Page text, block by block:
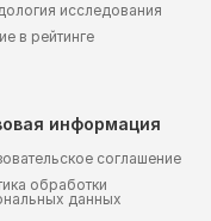
исследования
в рейтинге
информация
соглашение
обработки
данных